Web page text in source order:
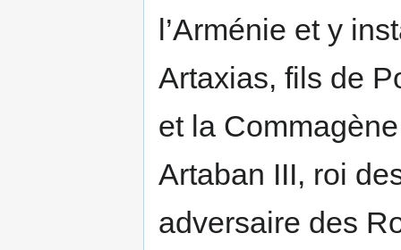
l’Arménie et y
Artaxias, fils de
et la
Artaban III, roi
adversaire des